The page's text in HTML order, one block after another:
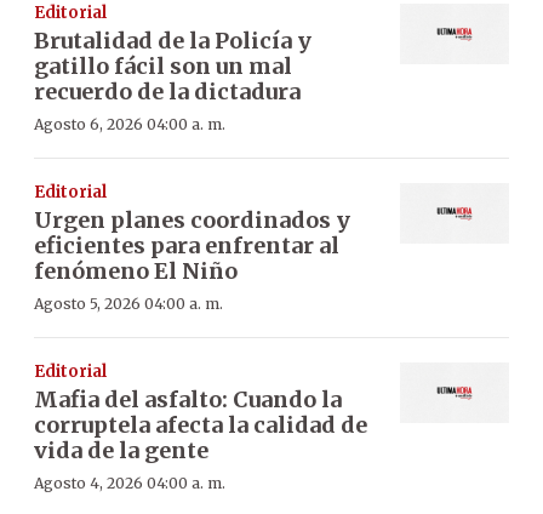
Editorial
Brutalidad de la Policía y
gatillo fácil son un mal
recuerdo de la dictadura
Agosto 6, 2026 04:00 a. m.
Editorial
Urgen planes coordinados y
eficientes para enfrentar al
fenómeno El Niño
Agosto 5, 2026 04:00 a. m.
Editorial
Mafia del asfalto: Cuando la
corruptela afecta la calidad de
vida de la gente
Agosto 4, 2026 04:00 a. m.